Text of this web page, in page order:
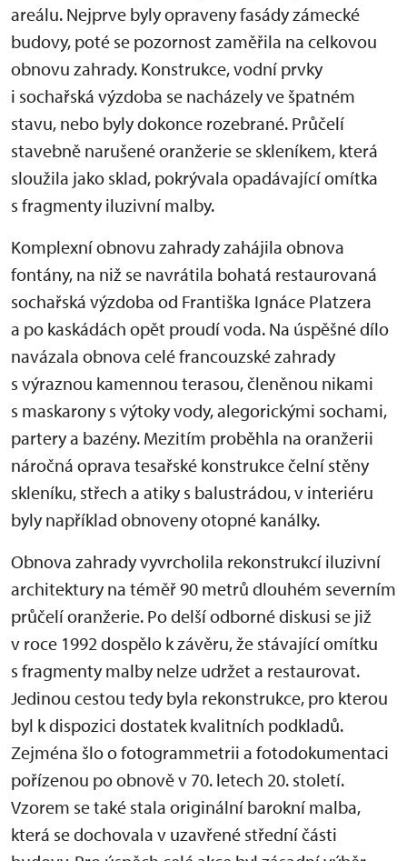
areálu. Nejprve byly opraveny fasády zámecké
budovy, poté se pozornost zaměřila na celkovou
obnovu zahrady. Konstrukce, vodní prvky
i sochařská výzdoba se nacházely ve špatném
stavu, nebo byly dokonce rozebrané. Průčelí
stavebně narušené oranžerie se skleníkem, která
sloužila jako sklad, pokrývala opadávající omítka
s fragmenty iluzivní malby.
Komplexní obnovu zahrady zahájila obnova
fontány, na niž se navrátila bohatá restaurovaná
sochařská výzdoba od Františka Ignáce Platzera
a po kaskádách opět proudí voda. Na úspěšné dílo
navázala obnova celé francouzské zahrady
s výraznou kamennou terasou, členěnou nikami
s maskarony s výtoky vody, alegorickými sochami,
partery a bazény. Mezitím proběhla na oranžerii
náročná oprava tesařské konstrukce čelní stěny
skleníku, střech a atiky s balustrádou, v interiéru
byly například obnoveny otopné kanálky.
Obnova zahrady vyvrcholila rekonstrukcí iluzivní
architektury na téměř 90 metrů dlouhém severním
průčelí oranžerie. Po delší odborné diskusi se již
v roce 1992 dospělo k závěru, že stávající omítku
s fragmenty malby nelze udržet a restaurovat.
Jedinou cestou tedy byla rekonstrukce, pro kterou
byl k dispozici dostatek kvalitních podkladů.
Zejména šlo o fotogrammetrii a fotodokumentaci
pořízenou po obnově v 70. letech 20. století.
Vzorem se také stala originální barokní malba,
která se dochovala v uzavřené střední části